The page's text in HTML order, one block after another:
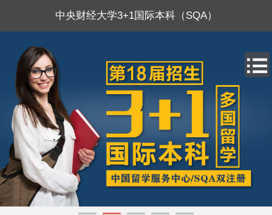
中央财经大学3+1国际本科（SQA）